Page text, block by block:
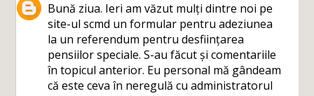
Bună ziua. Ieri am văzut mulți dintre noi pe
site-ul scmd un formular pentru adeziunea
la un referendum pentru desființarea
pensiilor speciale. S-au făcut și comentariile
în topicul anterior. Eu personal mă gândeam
că este ceva în neregulă cu administratorul